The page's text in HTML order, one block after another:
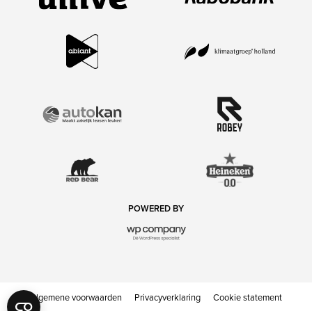
POWERED BY
Algemene voorwaarden Privacyverklaring Cookie statement